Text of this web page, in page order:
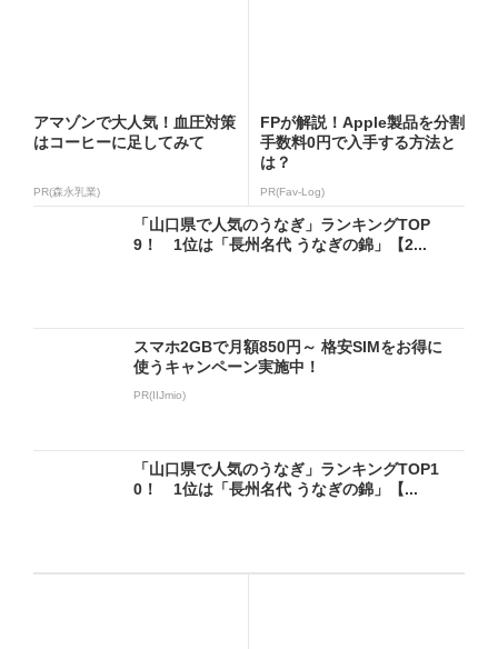
アマゾンで大人気！血圧対策
はコーヒーに足してみて
PR(森永乳業)
FPが解説！Apple製品を分割
手数料0円で入手する方法と
は？
PR(Fav-Log)
「山口県で人気のうなぎ」ランキングTOP
9！ 1位は「長州名代 うなぎの錦」【2...
スマホ2GBで月額850円～ 格安SIMをお得に
使うキャンペーン実施中！
PR(IIJmio)
「山口県で人気のうなぎ」ランキングTOP1
0！ 1位は「長州名代 うなぎの錦」【...